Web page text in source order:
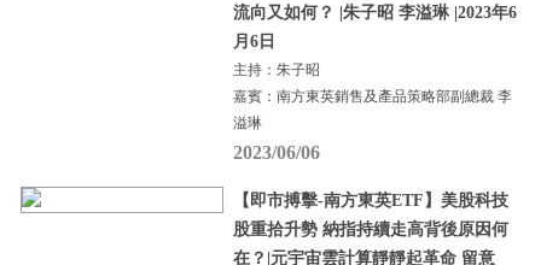
流向又如何？ |朱子昭 李溢琳 |2023年6
月6日
主持：朱子昭
嘉賓：南方東英銷售及產品策略部副總裁 李
溢琳
2023/06/06
【即市搏擊-南方東英ETF】美股科技
股重拾升勢 納指持續走高背後原因何
在？|元宇宙雲計算靜靜起革命 留意